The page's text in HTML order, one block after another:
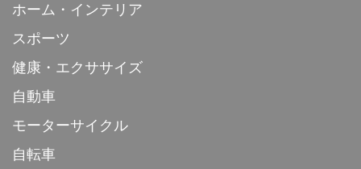
ホーム・インテリア
スポーツ
健康・エクササイズ
自動車
モーターサイクル
自転車